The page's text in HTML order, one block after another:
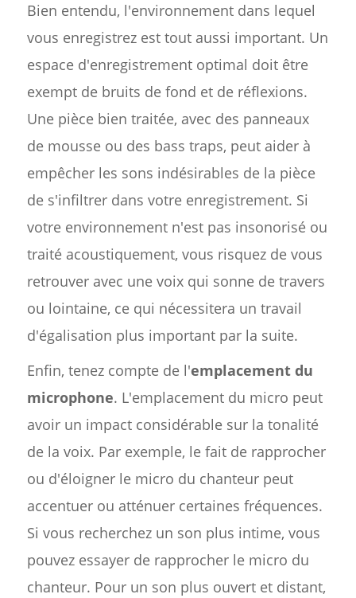
Bien entendu, l'environnement dans lequel
vous enregistrez est tout aussi important. Un
espace d'enregistrement optimal doit être
exempt de bruits de fond et de réflexions.
Une pièce bien traitée, avec des panneaux
de mousse ou des bass traps, peut aider à
empêcher les sons indésirables de la pièce
de s'infiltrer dans votre enregistrement. Si
votre environnement n'est pas insonorisé ou
traité acoustiquement, vous risquez de vous
retrouver avec une voix qui sonne de travers
ou lointaine, ce qui nécessitera un travail
d'égalisation plus important par la suite.
Enfin, tenez compte de l'emplacement du
microphone. L'emplacement du micro peut
avoir un impact considérable sur la tonalité
de la voix. Par exemple, le fait de rapprocher
ou d'éloigner le micro du chanteur peut
accentuer ou atténuer certaines fréquences.
Si vous recherchez un son plus intime, vous
pouvez essayer de rapprocher le micro du
chanteur. Pour un son plus ouvert et distant,